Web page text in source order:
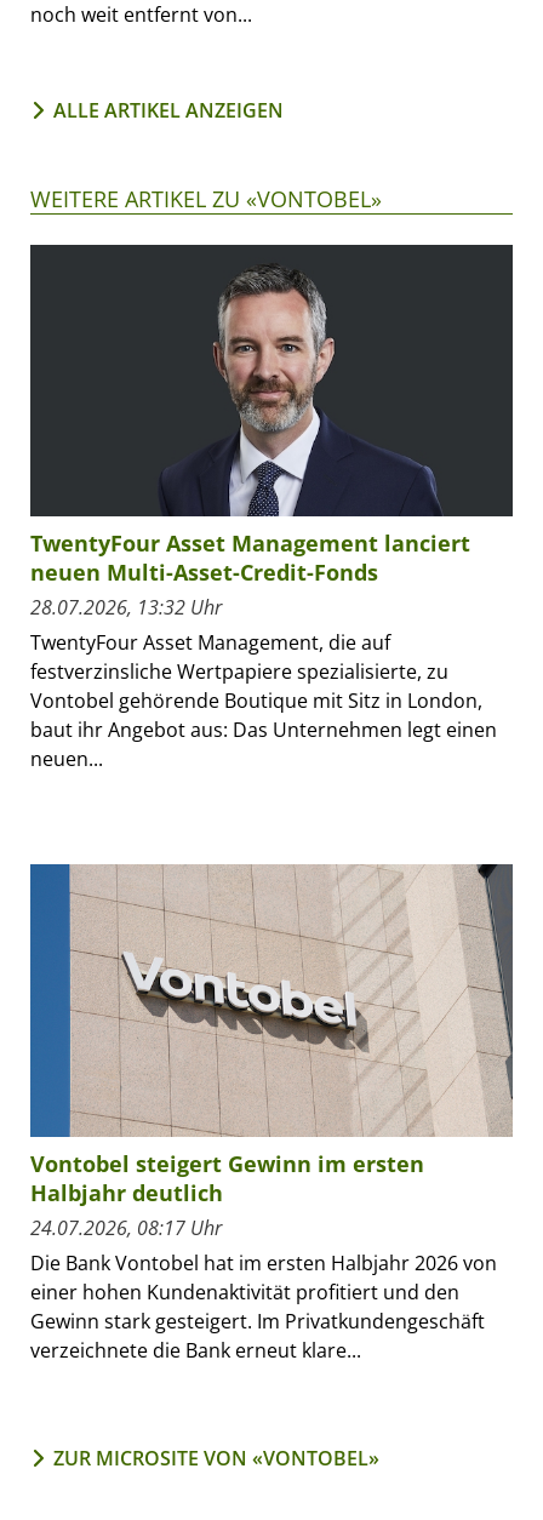
noch weit entfernt von...
ALLE ARTIKEL ANZEIGEN
WEITERE ARTIKEL ZU «VONTOBEL»
TwentyFour Asset Management lanciert
neuen Multi-Asset-Credit-Fonds
28.07.2026, 13:32 Uhr
TwentyFour Asset Management, die auf
festverzinsliche Wertpapiere spezialisierte, zu
Vontobel gehörende Boutique mit Sitz in London,
baut ihr Angebot aus: Das Unternehmen legt einen
neuen...
Vontobel steigert Gewinn im ersten
Halbjahr deutlich
24.07.2026, 08:17 Uhr
Die Bank Vontobel hat im ersten Halbjahr 2026 von
einer hohen Kundenaktivität profitiert und den
Gewinn stark gesteigert. Im Privatkundengeschäft
verzeichnete die Bank erneut klare...
ZUR MICROSITE VON «VONTOBEL»